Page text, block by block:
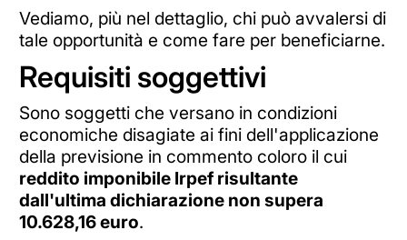
Vediamo, più nel dettaglio, chi può avvalersi di
tale opportunità e come fare per beneficiarne.
Requisiti soggettivi
Sono soggetti che versano in condizioni
economiche disagiate ai fini dell'applicazione
della previsione in commento coloro il cui
reddito imponibile Irpef risultante
dall'ultima dichiarazione non supera
10.628,16 euro.